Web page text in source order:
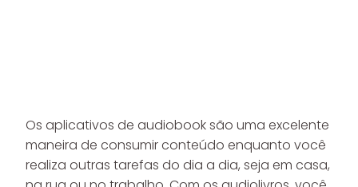
Os aplicativos de audiobook são uma excelente
maneira de consumir conteúdo enquanto você
realiza outras tarefas do dia a dia, seja em casa,